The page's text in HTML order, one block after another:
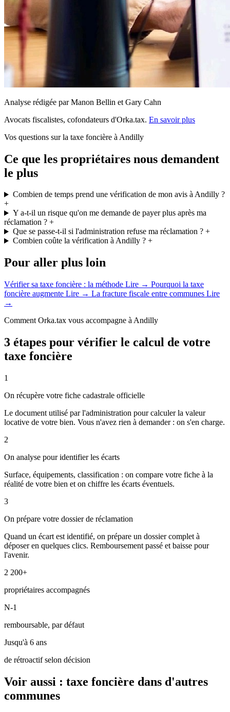
Analyse rédigée par Manon Bellin et Gary Cahn
Avocats fiscalistes, cofondateurs d'Orka.tax. En savoir plus
Vos questions sur la taxe foncière à Andilly
Ce que les propriétaires nous demandent
le plus
Combien de temps prend une vérification de mon avis à Andilly ?
+
Y a-t-il un risque qu'on me demande de payer plus après ma
réclamation ? +
Que se passe-t-il si l'administration refuse ma réclamation ?+
Combien coûte la vérification à Andilly ?+
Pour aller plus loin
Vérifier sa taxe foncière : la méthode Lire → Pourquoi la taxe
foncière augmente Lire → La fracture fiscale entre communes Lire
→
Comment Orka.tax vous accompagne à Andilly
3 étapes pour vérifier le calcul de votre
taxe foncière
1
On récupère votre fiche cadastrale officielle
Le document utilisé par l'administration pour calculer la valeur
locative de votre bien. Vous n'avez rien à demander : on s'en charge.
2
On analyse pour identifier les écarts
Surface, équipements, classification : on compare votre fiche à la
réalité de votre bien et on chiffre les écarts éventuels.
3
On prépare votre dossier de réclamation
Quand un écart est identifié, on prépare un dossier complet à
déposer en quelques clics. Remboursement passé et baisse pour
l'avenir.
2 200+
propriétaires accompagnés
N-1
remboursable, par défaut
Jusqu'à 6 ans
de rétroactif selon décision
Voir aussi : taxe foncière dans d'autres
communes